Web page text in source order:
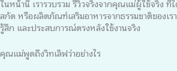
ในหน้านี้ เรารวบรวม รีวิวจริงจากคุณแม่ผู้ใช้จริง
สกัด หรือผลิตภัณฑ์เสริมอาหารจากธรรมชาติของเ
รู้สึก และประสบการณ์ตรงหลังใช้งานจริง
คุณแม่พูดถึงวิทเลิฟว่าอย่างไร